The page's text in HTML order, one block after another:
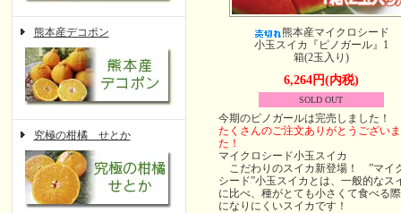
熊本産デコポン
究極の柑橘 せとか
熊本産マイクロシード
小玉スイカ『ピノガール』1
箱(2玉入り)
6,264円(内税)
SOLD OUT
今期のピノガールは完売しました！
たくさんのご注文ありがとうござい
た！
マイクロシード小玉スイカ
こだわりのスイカ新登場！ ”マイ
シード”小玉スイカとは、一般的なス
に比べ、種がとても小さくて食べる
になりにくいスイカです！